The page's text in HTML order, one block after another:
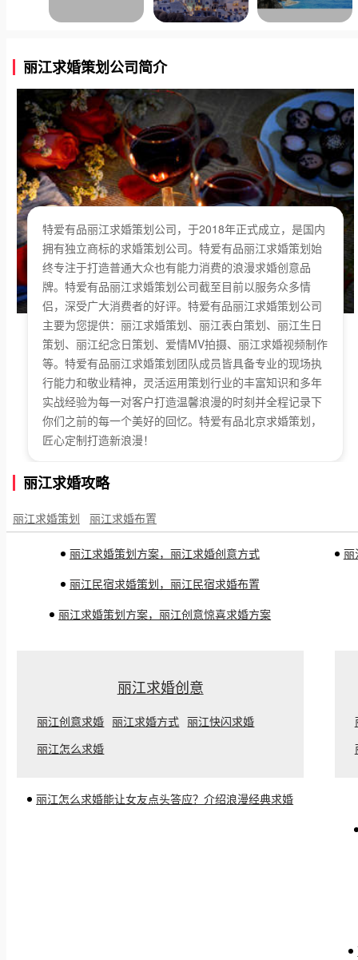
丽江求婚策划公司简介
特爱有品丽江求婚策划公司，于2018年正式成立，是国内
拥有独立商标的求婚策划公司。特爱有品丽江求婚策划始
终专注于打造普通大众也有能力消费的浪漫求婚创意品
牌。特爱有品丽江求婚策划公司截至目前以服务众多情
侣，深受广大消费者的好评。特爱有品丽江求婚策划公司
主要为您提供：丽江求婚策划、丽江表白策划、丽江生日
策划、丽江纪念日策划、爱情MV拍摄、丽江求婚视频制作
等。特爱有品丽江求婚策划团队成员皆具备专业的现场执
行能力和敬业精神，灵活运用策划行业的丰富知识和多年
实战经验为每一对客户打造温馨浪漫的时刻并全程记录下
你们之前的每一个美好的回忆。特爱有品北京求婚策划，
匠心定制打造新浪漫！
丽江求婚攻略
丽江求婚策划 丽江求婚布置
丽江求婚策划方案，丽江求婚创意方式
丽江民宿求婚策划，丽江民宿求婚布置
丽江求婚策划方案，丽江创意惊喜求婚方案
丽
丽江求婚创意
丽江创意求婚 丽江求婚方式 丽江快闪求婚
丽江怎么求婚
丽江怎么求婚能让女友点头答应？介绍浪漫经典求婚